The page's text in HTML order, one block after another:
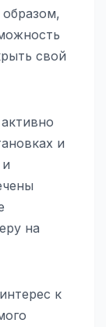
свой
и
на
к